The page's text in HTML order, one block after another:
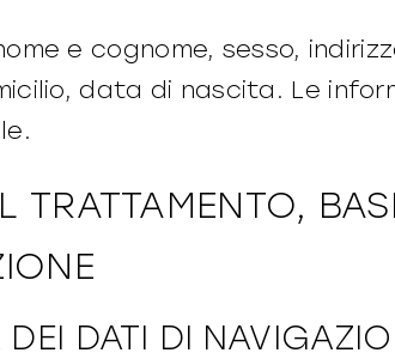
e cognome, sesso,
data di nascita. Le
TRATTAMENTO,
DATI DI